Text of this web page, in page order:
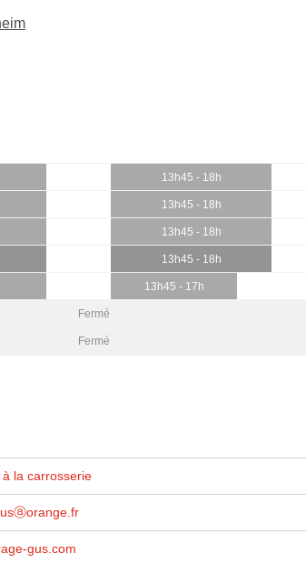
13h45 - 18h
13h45 - 18h
13h45 - 18h
13h45 - 18h
13h45 - 17h
Fermé
Fermé
la carrosserie
gus.com